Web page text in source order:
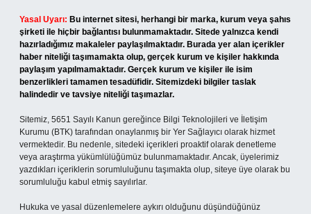
Yasal Uyarı: Bu internet sitesi, herhangi bir marka, kurum veya şahıs
şirketi ile hiçbir bağlantısı bulunmamaktadır. Sitede yalnızca kendi
hazırladığımız makaleler paylaşılmaktadır. Burada yer alan içerikler
haber niteliği taşımamakta olup, gerçek kurum ve kişiler hakkında
paylaşım yapılmamaktadır. Gerçek kurum ve kişiler ile isim
benzerlikleri tamamen tesadüfidir. Sitemizdeki bilgiler taslak
halindedir ve tavsiye niteliği taşımazlar.
Sitemiz, 5651 Sayılı Kanun gereğince Bilgi Teknolojileri ve İletişim
Kurumu (BTK) tarafından onaylanmış bir Yer Sağlayıcı olarak hizmet
vermektedir. Bu nedenle, sitedeki içerikleri proaktif olarak denetleme
veya araştırma yükümlülüğümüz bulunmamaktadır. Ancak, üyelerimiz
yazdıkları içeriklerin sorumluluğunu taşımakta olup, siteye üye olarak bu
sorumluluğu kabul etmiş sayılırlar.
Hukuka ve yasal düzenlemelere aykırı olduğunu düşündüğünüz